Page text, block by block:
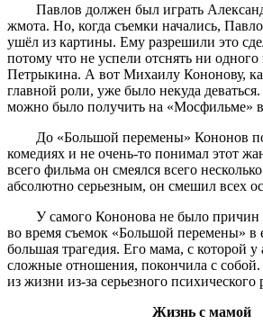
Павлов должен был играть
жмота. Но, когда съемки начались,
ушёл из картины. Ему разрешили это
потому что не успели отснять ни одного
Петрыкина. А вот Михаилу Кононову,
главной роли, уже было некуда
можно было получить на «Мосфильме»
До «Большой перемены» Кононов
комедиях и не очень-то понимал этот
всего фильма он смеялся всего
абсолютно серьезным, он смешил всех
У самого Кононова не было причин
во время съемок «Большой перемены» в
большая трагедия. Его мама, с которой у
сложные отношения, покончила с
из жизни из-за серьезного психического
Жизнь с мамой